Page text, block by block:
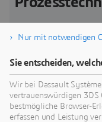
Risiken für
Neutralisieren Sie
Wachsamkeit,
Nur mit notwendigen
Sie entscheiden,
Wir bei Dassault
vertrauenswürdigen 3DS
bestmögliche Browser-
erfassen und Leistung